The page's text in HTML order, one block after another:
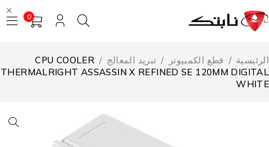
0
/ قطع الكمبيوتر تبريد المعالج
CPU COOLER
THERMALRIGHT ASSASSIN X REFINED SE 120MM